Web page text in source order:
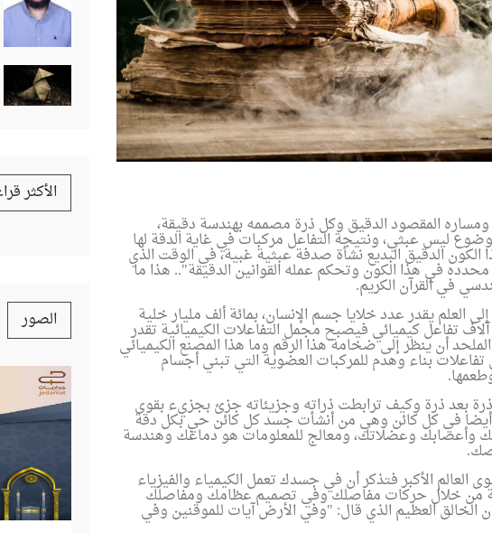
المقصود الدقيق وكل ذرة مصممه بهندسة دقيقة،
ليس عبثي، ونتيجة التفاعل مركبات في غاية الدقة لها
الدقيق البديع نشأة صدفة عبثية غبية، في الوقت الذي
في هذا الكون وتحكم عمله القوانين الدقيقة".. هذا ما
في القرآن الكريم.
العلم يقدر عدد خلايا جسم الإنسان، بمائة ألف مليار خلية
ويقدر أن يحصل بالمتوسط في كل خلية في كل ثانية 5000 آلاف تفاعل كيميائي فيصبح مجمل التفاعلات الكيميائية تقدر
الملحد أن ينظر إلى ضخامة هذا الرقم وما هذا المصنع الكيميائي
بناء وهدم للمركبات العضوية التي تبني أجسام
.
بعد ذرة وكيف ترابطت ذراته وجزيئاته جزئ بجزيء بقوى
أيضا في كل كائن وهي من أنشأت جسد كل كائن حي بكل دقة
وأعصابك وعضلاتك، ومعالج للمعلومات هو دماغك وهندسة
.
العالم الأكبر فتذكر أن في جسدك تعمل الكيمياء والفيزياء
من خلال حركات مفاصلك وفي تصميم عظامك ومفاصلك
الخالق العظيم الذي قال: "وفي الأرض آيات للموقنين وفي
الأكثر
الصور